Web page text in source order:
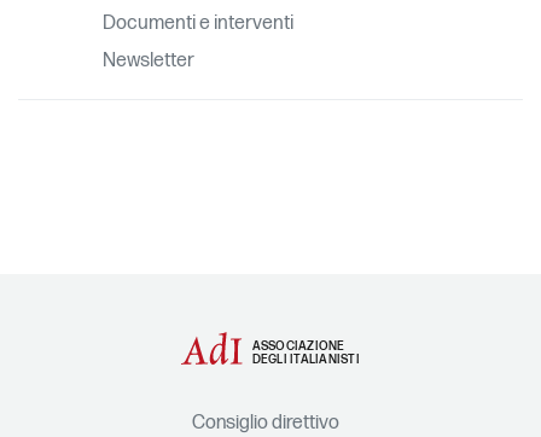
Documenti e interventi
Newsletter
ASSOCIAZIONE
DEGLI ITALIANISTI
Consiglio direttivo